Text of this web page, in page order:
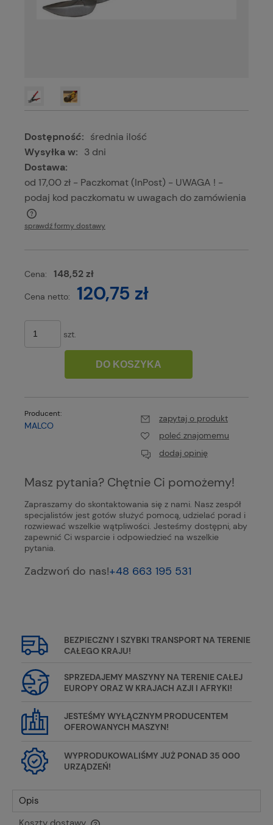
Dostępność: średnia ilość
Wysyłka w: 3 dni
Dostawa:
od 17,00 zł - Paczkomat (InPost) - UWAGA ! -
podaj kod paczkomatu w uwagach do zamówienia
Cena nie zawiera ewentualnych kosztów płatności
sprawdź formy dostawy
Cena: 148,52 zł
Cena netto: 120,75 zł
szt.
DO KOSZYKA
Producent:
MALCO
zapytaj o produkt
poleć znajomemu
dodaj opinię
Masz pytania? Chętnie Ci pomożemy!
Zapraszamy do skontaktowania się z nami. Nasz zespół
specjalistów jest gotów służyć pomocą, udzielać porad i
rozwiewać wszelkie wątpliwości. Jesteśmy dostępni, aby
zapewnić Ci wsparcie i odpowiedzieć na wszelkie
pytania.
Zadzwoń do nas!+48 663 195 531
BEZPIECZNY I SZYBKI TRANSPORT NA TERENIE
CAŁEGO KRAJU!
SPRZEDAJEMY MASZYNY NA TERENIE CAŁEJ
EUROPY ORAZ W KRAJACH AZJI I AFRYKI!
JESTEŚMY WYŁĄCZNYM PRODUCENTEM
OFEROWANYCH MASZYN!
WYPRODUKOWALIŚMY JUŻ PONAD 35 000
URZĄDZEŃ!
Opis